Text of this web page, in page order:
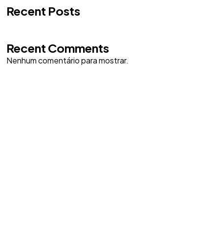
Recent Posts
Recent Comments
Nenhum comentário para mostrar.